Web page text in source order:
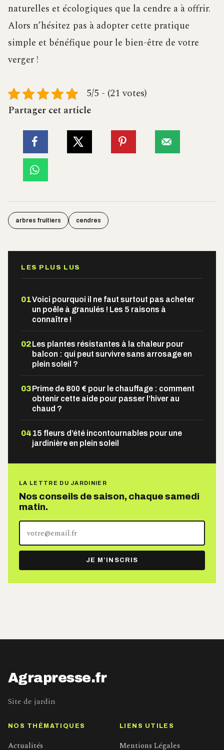
naturelles et écologiques que la cendre a à offrir.
Alors n’hésitez pas à adopter cette pratique
simple et bénéfique pour le bien-être de votre
verger !
5/5 - (21 votes)
Partager cet article
arbres fruitiers cendres
LES PLUS LUS
01Voici pourquoi il ne faut surtout pas acheter
un poêle à granulés ! Les 5 raisons à
connaître !
02Les plantes résistantes à la chaleur pour
balcon : qui peut survivre sans arrosage en
plein soleil ?
03Prime de 800 € pour le chauffage : comment
obtenir cette aide pour passer l’hiver au
chaud ?
04 15 fleurs d’été incontournables pour une
jardinière en plein soleil
LA LETTRE DU JARDINIER
Nos conseils de saison, chaque samedi
matin.
adresse
e-
mail
JE M’INSCRIS
Agrapresse.fr
Site de jardin
NOS THÉMATIQUES
Actualités
LIENS UTILES
Mentions Légales